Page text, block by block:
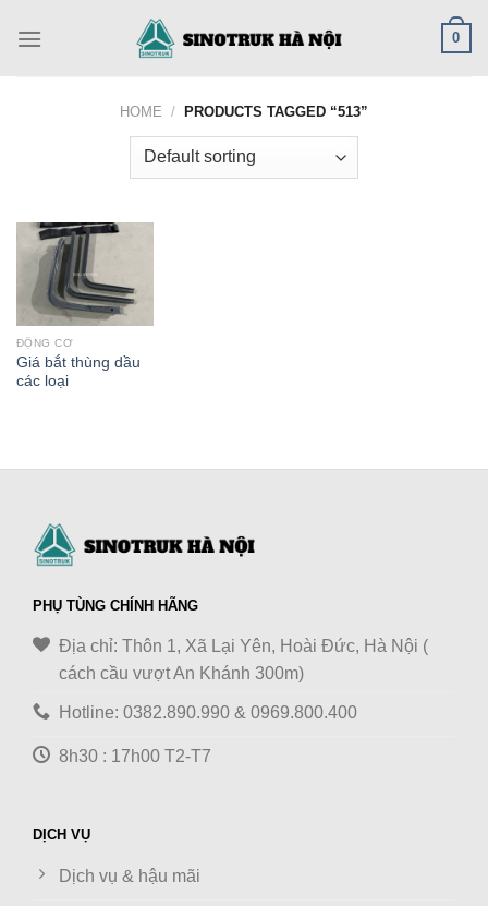
0
HOME / PRODUCTS TAGGED “513”
ĐỘNG CƠ
Giá bắt thùng dầu
các loại
PHỤ TÙNG CHÍNH HÃNG
Địa chỉ: Thôn 1, Xã Lại Yên, Hoài Đức, Hà Nội (
cách cầu vượt An Khánh 300m)
Hotline: 0382.890.990 & 0969.800.400
8h30 : 17h00 T2-T7
DỊCH VỤ
Dịch vụ & hậu mãi